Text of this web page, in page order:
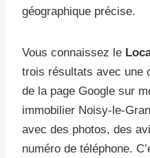
géographique précise.
Vous connaissez le
trois résultats avec une
de la page Google sur
immobilier Noisy-le-
avec des photos, des
numéro de téléphone.